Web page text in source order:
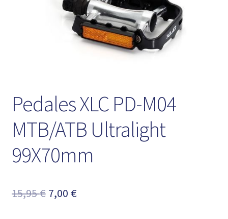
Pedales XLC PD-M04
MTB/ATB Ultralight
99X70mm
15,95€ El
7,00 €El